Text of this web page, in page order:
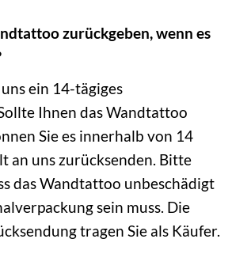
zurückgeben, wenn es
ein 14-tägiges
Ihnen das Wandtattoo
Sie es innerhalb von 14
an uns zurücksenden. Bitte
das Wandtattoo unbeschädigt
sein muss. Die
tragen Sie als Käufer.